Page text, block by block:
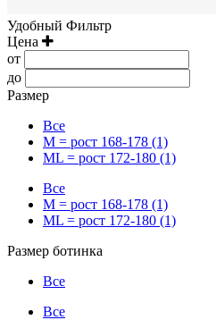
Удобный Фильтр
Цена
от
до
Размер
Все
M = рост 168-178 (1)
ML = рост 172-180 (1)
Все
M = рост 168-178 (1)
ML = рост 172-180 (1)
Размер ботинка
Все
Все